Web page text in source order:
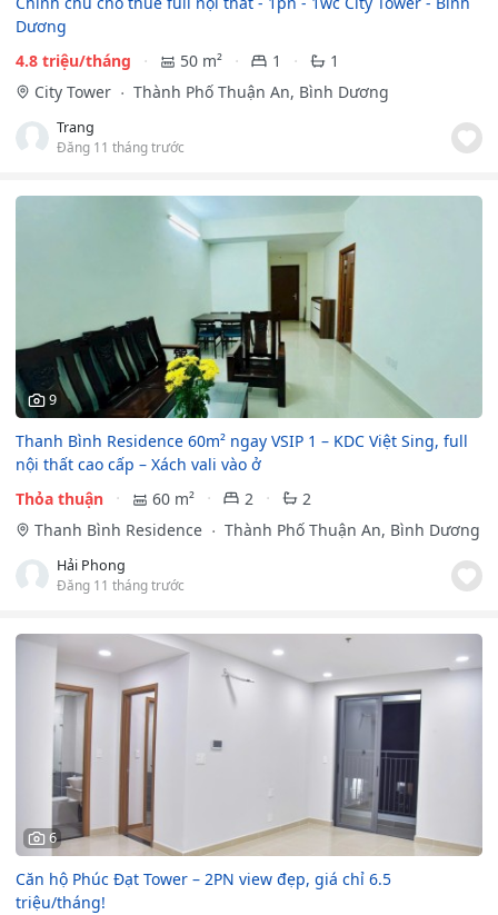
Dương
4.8 triệu/tháng
50 m² 1
1
City Tower
Thành Phố Thuận An, Bình Dương
Trang
Đăng 11 tháng trước
9
Thanh Bình Residence 60m² ngay VSIP 1 – KDC Việt Sing, full
nội thất cao cấp – Xách vali vào ở
Thỏa thuận
60 m² 2
2
Thanh Bình Residence
Thành Phố Thuận An, Bình Dương
Hải Phong
Đăng 11 tháng trước
6
Căn hộ Phúc Đạt Tower – 2PN view đẹp, giá chỉ 6.5
triệu/tháng!